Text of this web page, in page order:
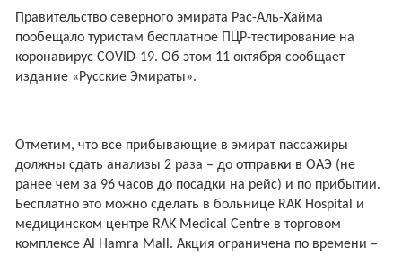
Правительство северного эмирата Рас-Аль-Хайма
пообещало туристам бесплатное ПЦР-тестирование на
коронавирус COVID-19. Об этом 11 октября сообщает
издание «Русские Эмираты».
Отметим, что все прибывающие в эмират пассажиры
должны сдать анализы 2 раза – до отправки в ОАЭ (не
ранее чем за 96 часов до посадки на рейс) и по прибытии.
Бесплатно это можно сделать в больнице RAK Hospital и
медицинском центре RAK Medical Centre в торговом
комплексе Al Hamra Mall. Акция ограничена по времени –